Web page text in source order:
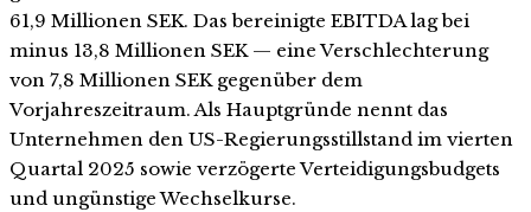
61,9 Millionen SEK. Das bereinigte EBITDA lag bei
minus 13,8 Millionen SEK — eine Verschlechterung
von 7,8 Millionen SEK gegenüber dem
Vorjahreszeitraum. Als Hauptgründe nennt das
Unternehmen den US-Regierungsstillstand im vierten
Quartal 2025 sowie verzögerte Verteidigungsbudgets
und ungünstige Wechselkurse.